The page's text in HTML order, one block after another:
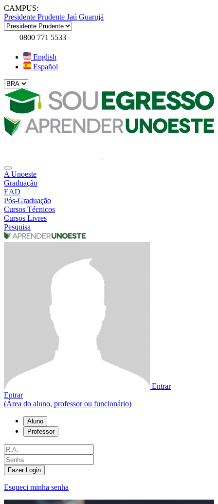
CAMPUS:
Presidente Prudente Jaú Guarujá
0800 771 5533
English
Español
A Unoeste
Graduação
EAD
Pós-Graduação
Cursos Técnicos
Cursos Livres
Pesquisa
Entrar
Entrar
(Área do aluno, professor ou funcionário)
Aluno
Professor
Fazer Login
Esqueci minha senha